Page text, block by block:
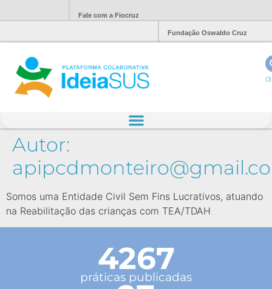
Fale com a Fiocruz
Fundação Oswaldo Cruz
Autor:
Somos uma Entidade Civil Sem Fins Lucrativos, atuando
na Reabilitação das crianças com TEA/TDAH
4267
práticas publicadas